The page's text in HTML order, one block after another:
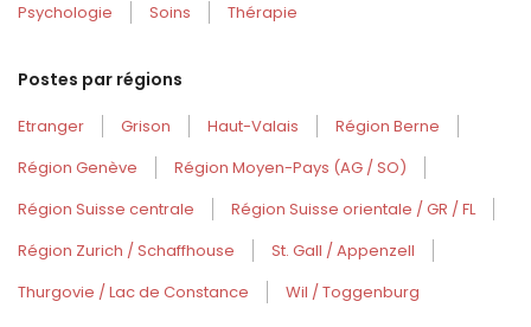
Psychologie
Soins Thérapie
Postes par régions
Etranger Grison Haut-Valais
Région Berne
Région Genève
Région Moyen-Pays (AG / SO)
Région Suisse centrale
Région Suisse orientale / GR / FL
Région Zurich / Schaffhouse
St. Gall / Appenzell
Thurgovie / Lac de Constance
Wil / Toggenburg